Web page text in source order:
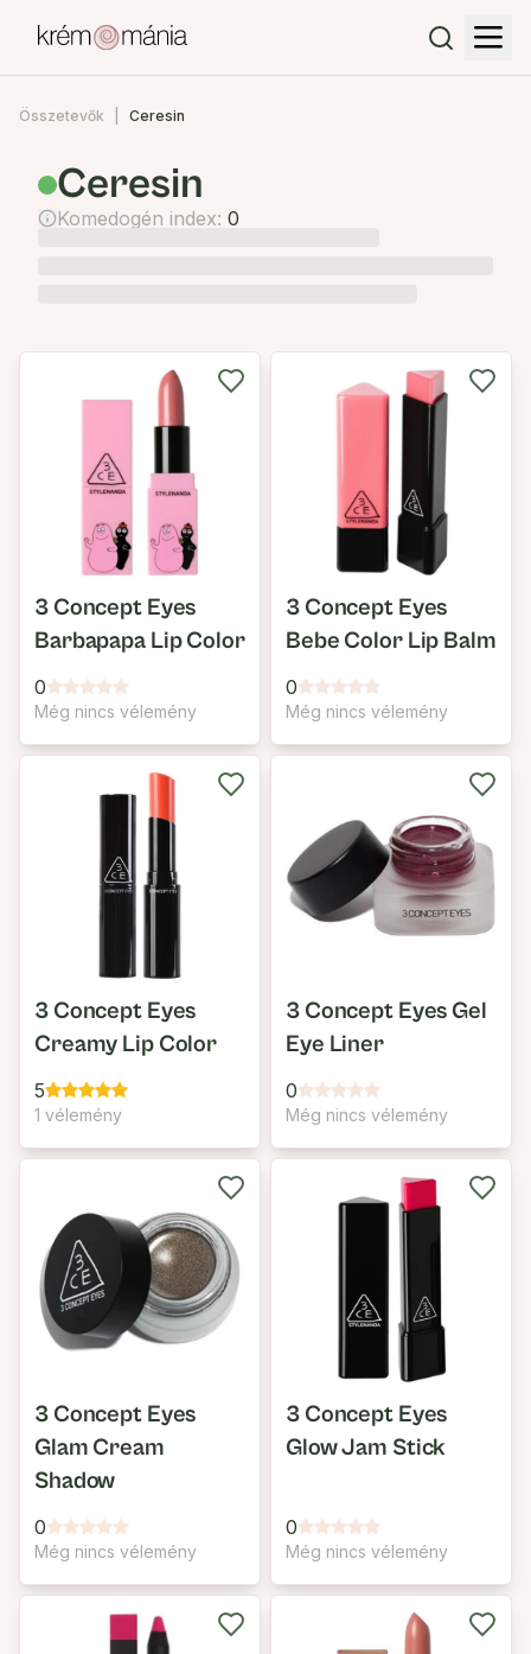
Összetevők Ceresin
Ceresin
Komedogén index: 0
3 Concept Eyes
Barbapapa Lip Color
0
Még nincs vélemény
3 Concept Eyes
Bebe Color Lip Balm
0
Még nincs vélemény
3 Concept Eyes
Creamy Lip Color
5
1 vélemény
3 Concept Eyes Gel
Eye Liner
0
Még nincs vélemény
3 Concept Eyes
Glam Cream
Shadow
0
Még nincs vélemény
3 Concept Eyes
Glow Jam Stick
0
Még nincs vélemény